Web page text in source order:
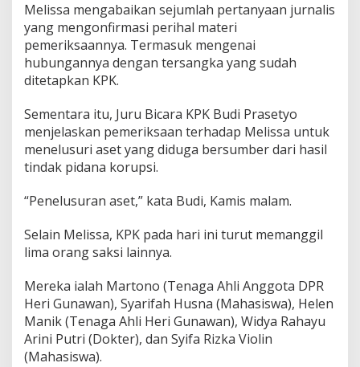
e
r
k
s
P
K
T
e
r
a
t
A
s
t
d
i
a
Melissa mengabaikan sejumlah pertanyaan jurnalis
yang mengonfirmasi perihal materi
pemeriksaannya. Termasuk mengenai
hubungannya dengan tersangka yang sudah
ditetapkan KPK.
Sementara itu, Juru Bicara KPK Budi Prasetyo
menjelaskan pemeriksaan terhadap Melissa untuk
menelusuri aset yang diduga bersumber dari hasil
tindak pidana korupsi.
“Penelusuran aset,” kata Budi, Kamis malam.
Selain Melissa, KPK pada hari ini turut memanggil
lima orang saksi lainnya.
Mereka ialah Martono (Tenaga Ahli Anggota DPR
Heri Gunawan), Syarifah Husna (Mahasiswa), Helen
Manik (Tenaga Ahli Heri Gunawan), Widya Rahayu
Arini Putri (Dokter), dan Syifa Rizka Violin
(Mahasiswa).